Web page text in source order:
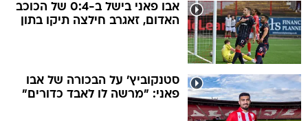
אבו פאני בישל ב-0:4 של הכוכב
האדום, זאגרב חילצה תיקו בתון
סטנקוביץ' על הבכורה של אבו
פאני: "מרשה לו לאבד כדורים"